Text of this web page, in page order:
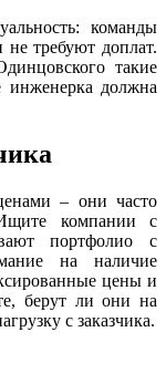
команды
требуют доплат.
такие
инженерка должна
– они часто
компании с
портфолио с
на наличие
цены и
берут ли они на
с заказчика.